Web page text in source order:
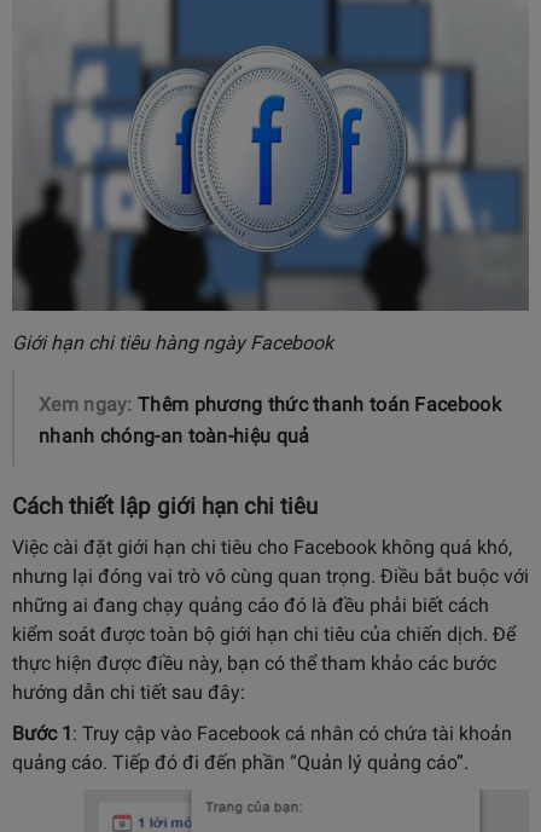
Giới hạn chi tiêu hàng ngày Facebook
Xem ngay:Thêm phương thức thanh toán Facebook
nhanh chóng-an toàn-hiệu quả
Cách thiết lập giới hạn chi tiêu
Việc cài đặt giới hạn chi tiêu cho Facebook không quá khó,
nhưng lại đóng vai trò vô cùng quan trọng. Điều bắt buộc với
những ai đang chạy quảng cáo đó là đều phải biết cách
kiểm soát được toàn bộ giới hạn chi tiêu của chiến dịch. Để
thực hiện được điều này, bạn có thể tham khảo các bước
hướng dẫn chi tiết sau đây:
Bước 1: Truy cập vào Facebook cá nhân có chứa tài khoản
quảng cáo. Tiếp đó đi đến phần “Quản lý quảng cáo”.